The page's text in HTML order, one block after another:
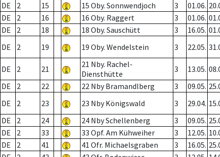
DE
2 15 15 Oby. Sonnwendjoch 3 01.06.
DE
2 16 16 Oby. Raggert 3 01.06.
DE
2 18 18 Oby. Sauschütt 3 16.05.
DE
2 19 19 Oby. Wendelstein 3 22.05.
DE 2 21
21 Nby. Rachel-
Diensthütte
3 13.05.
DE
2 22 22 Nby Bramandlberg 3 09.05.
DE
2 23 23 Nby Königswald 3 29.04.
DE
2 24 24 Nby Schellenberg 3 09.05.
DE
2 33 33 Opf. Am Kühweiher 3 12.05.
DE
2 41 41 Ofr. Michaelsgraben 3 16.05.